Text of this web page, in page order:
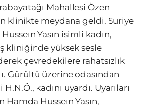
Mahallesi Özen
klinikte meydana geldi. Suriye
Yasın isimli kadın,
kliniğinde yüksek sesle
çevredekilere rahatsızlık
Gürültü üzerine odasından
kadını uyardı. Uyarıları
Husseın Yasın,